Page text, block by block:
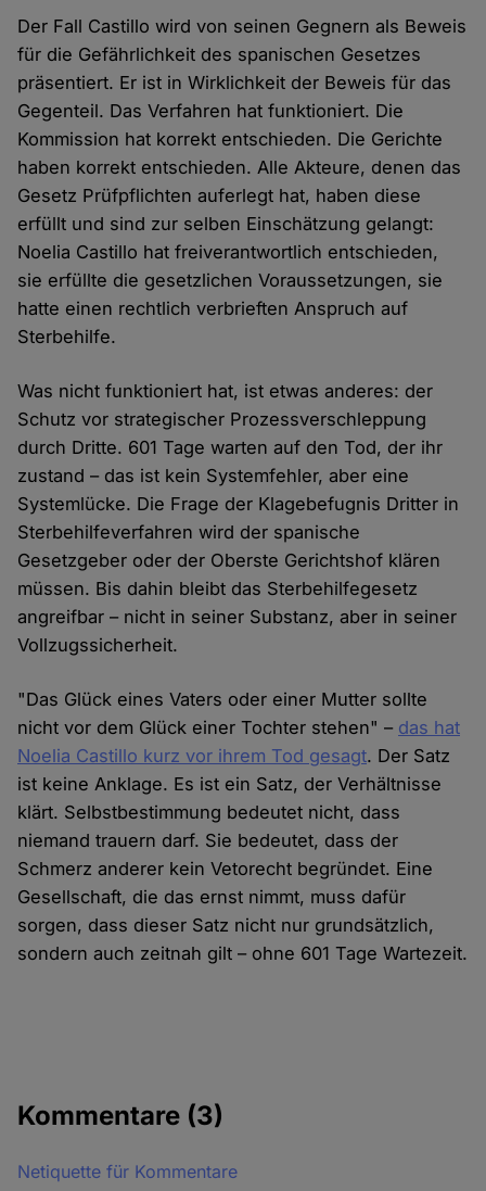
Der Fall Castillo wird von seinen Gegnern als Beweis
für die Gefährlichkeit des spanischen Gesetzes
präsentiert. Er ist in Wirklichkeit der Beweis für das
Gegenteil. Das Verfahren hat funktioniert. Die
Kommission hat korrekt entschieden. Die Gerichte
haben korrekt entschieden. Alle Akteure, denen das
Gesetz Prüfpflichten auferlegt hat, haben diese
erfüllt und sind zur selben Einschätzung gelangt:
Noelia Castillo hat freiverantwortlich entschieden,
sie erfüllte die gesetzlichen Voraussetzungen, sie
hatte einen rechtlich verbrieften Anspruch auf
Sterbehilfe.
Was nicht funktioniert hat, ist etwas anderes: der
Schutz vor strategischer Prozessverschleppung
durch Dritte. 601 Tage warten auf den Tod, der ihr
zustand – das ist kein Systemfehler, aber eine
Systemlücke. Die Frage der Klagebefugnis Dritter in
Sterbehilfeverfahren wird der spanische
Gesetzgeber oder der Oberste Gerichtshof klären
müssen. Bis dahin bleibt das Sterbehilfegesetz
angreifbar – nicht in seiner Substanz, aber in seiner
Vollzugssicherheit.
"Das Glück eines Vaters oder einer Mutter sollte
nicht vor dem Glück einer Tochter stehen" – das hat
Noelia Castillo kurz vor ihrem Tod gesagt. Der Satz
ist keine Anklage. Es ist ein Satz, der Verhältnisse
klärt. Selbstbestimmung bedeutet nicht, dass
niemand trauern darf. Sie bedeutet, dass der
Schmerz anderer kein Vetorecht begründet. Eine
Gesellschaft, die das ernst nimmt, muss dafür
sorgen, dass dieser Satz nicht nur grundsätzlich,
sondern auch zeitnah gilt – ohne 601 Tage Wartezeit.
Kommentare (3)
Netiquette für Kommentare